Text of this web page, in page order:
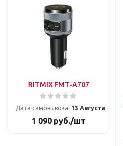
RITMIX FMT-A707
Дата самовывоза: 13 Августа
1 090руб./шт